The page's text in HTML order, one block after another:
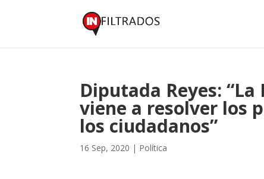
Diputada Reyes:
viene a resolver los
los ciudadanos”
16 Sep, 2020 | Política